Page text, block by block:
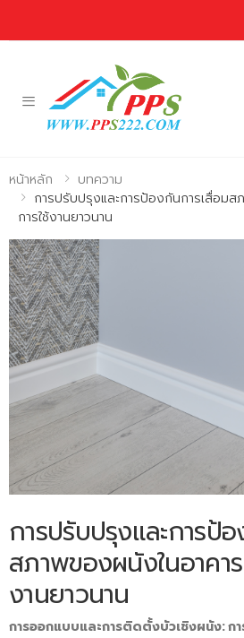
Toggle mobile
หน้าหลัก
บทความ
การปรับปรุงและการป้องกันการเสื่อม
การใช้งานยาวนาน
การปรับปรุงและการป้
สภาพของผนังในอาคา
งานยาวนาน
การออกแบบและการติดตั้งบัวเชิงผนัง: ก